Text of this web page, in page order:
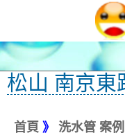
松山 南京東
首頁 》 洗水管 案例